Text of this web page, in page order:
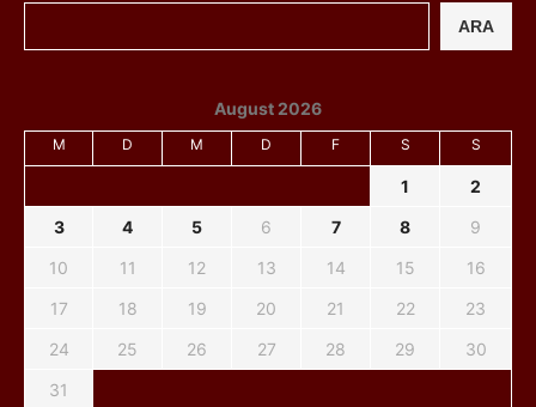
ARA
August 2026
M D M D F S S
1
2
3
4 5 6 7 8
9
10
11 12 13 14 15
16
17
18 19 20 21 22
23
24
25 26 27 28 29
30
31